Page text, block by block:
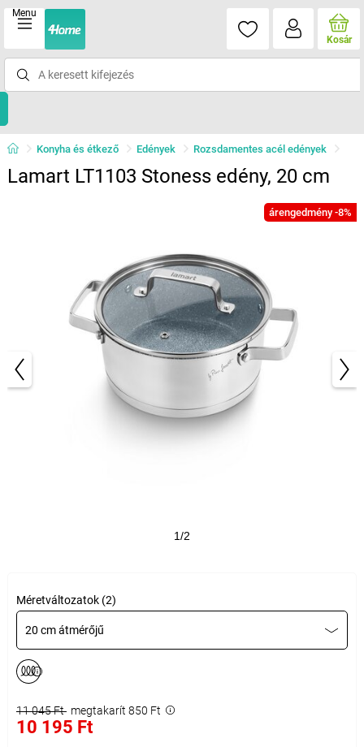
Menu
Kosár
Konyha és étkező Edények Rozsdamentes acél edények
Lamart LT1103 Stoness edény, 20 cm
árengedmény -8%
1/2
Méretváltozatok (2)
20 cm átmérőjű
11 045 Ft megtakarít 850 Ft
10 195 Ft